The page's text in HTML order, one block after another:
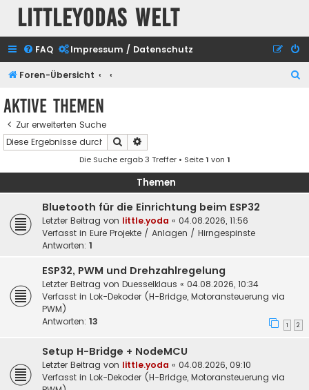
Littleyodas Welt
FAQ Impressum / Datenschutz
Foren-Übersicht
Aktive Themen
Zur erweiterten Suche
Suche
Die Suche ergab 3 Treffer • Seite1 von 1
Themen
Bluetooth für die Einrichtung beim ESP32
Letzter Beitrag von little.yoda « 04.08.2026, 11:56
Verfasst in Eure Projekte / Anlagen / Hirngespinste
Antworten: 1
ESP32, PWM und Drehzahlregelung
Letzter Beitrag von Duesselklaus « 04.08.2026, 10:34
Verfasst in Lok-Dekoder (H-Bridge, Motoransteuerung via
PWM)
Antworten: 13 1 2
Setup H-Bridge + NodeMCU
Letzter Beitrag von little.yoda « 04.08.2026, 09:10
Verfasst in Lok-Dekoder (H-Bridge, Motoransteuerung via